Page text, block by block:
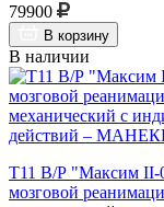
79900
В корзину
В наличии
Т11 В/Р "Максим II-
мозговой